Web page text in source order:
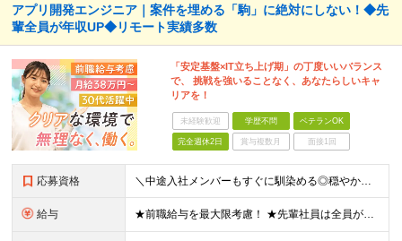
アプリ開発エンジニア｜案件を埋める「駒」に絶対にしない！◆先
輩全員が年収UP◆リモート実績多数
「安定基盤×IT立ち上げ期」の丁度いいバランス
で、 挑戦を強いることなく、あなたらしいキャ
リアを！
未経験歓迎 学歴不問 ベテランOK
完全週休2日 賞与複数月 面接1回
応募資格 ＼中途入社メンバーもすぐに馴染める◎穏やかな社風／ ■Javaを中心とした開発の実務経験5年以上 ■学歴不問 ～このような方にオススメです～ ・穏やかに働きつつ、組織作りにも関わりたい方 ・安定基盤
給与 ★前職給与を最大限考慮！ ★先輩社員は全員が年収UP！ ■月給38万円～+各種手当+賞与年2回 ※経験、能力を考慮の上、決定致します。 ※上記月給額には固定残業代（19時間分／35,700円～）を含